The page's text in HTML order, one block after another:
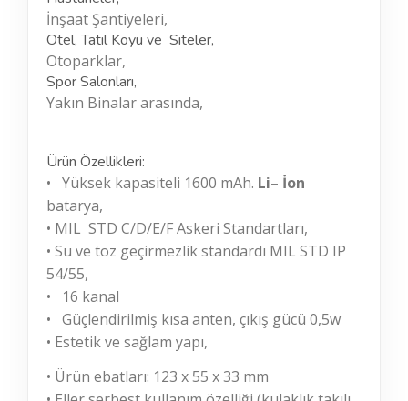
İnşaat Şantiyeleri,
Otel, Tatil Köyü ve Siteler,
Otoparklar,
Spor Salonları,
Yakın Binalar arasında,
Ürün Özellikleri:
• Yüksek kapasiteli 1600 mAh. Li– İon
batarya,
• MIL STD C/D/E/F Askeri Standartları,
• Su ve toz geçirmezlik standardı MIL STD IP
54/55,
• 16 kanal
• Güçlendirilmiş kısa anten, çıkış gücü 0,5w
• Estetik ve sağlam yapı,
• Ürün ebatları: 123 x 55 x 33 mm